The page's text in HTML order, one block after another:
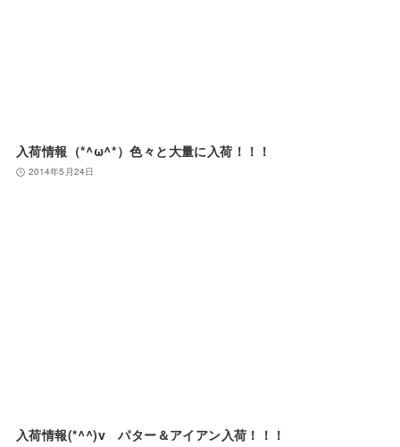
入荷情報（*^ω^*）色々と大量に入荷！！！
2014年5月24日
入荷情報(*^^)v パター＆アイアン入荷！！！